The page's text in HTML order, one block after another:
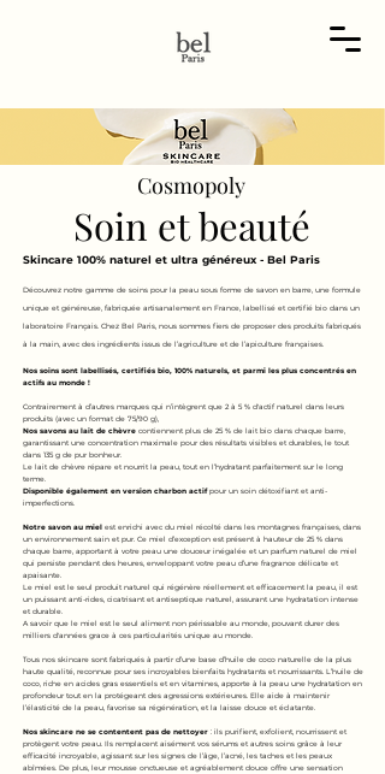
Cosmopoly
Soin et beauté
Skincare 100% naturel et ultra généreux - Bel Paris
Découvrez notre gamme de soins pour la peau sous forme de savon en barre, une formule
unique et généreuse, fabriquée artisanalement en France, labellisé et certifié bio dans un
laboratoire Français. Chez Bel Paris, nous sommes fiers de proposer des produits fabriqués
à la main, avec des ingrédients issus de l’agriculture et de l’apiculture françaises.
Nos soins sont labellisés, certifiés bio, 100% naturels, et parmi les plus concentrés en
actifs au monde !
Contrairement à d’autres marques qui n’intègrent que 2 à 5 % d'actif naturel dans leurs
produits (avec un format de 75/90 g),
Nos savons au lait de chèvre contiennent plus de 25 % de lait bio dans chaque barre,
garantissant une concentration maximale pour des résultats visibles et durables, le tout
dans 135 g de pur bonheur.
Le lait de chèvre répare et nourrit la peau, tout en l’hydratant parfaitement sur le long
terme.
Disponible également en version charbon actifpour un soin détoxifiant et anti-
imperfections.
Notre savon au miel est enrichi avec du miel récolté dans les montagnes françaises, dans
un environnement sain et pur. Ce miel d’exception est présent à hauteur de 25 % dans
chaque barre, apportant à votre peau une douceur inégalée et un parfum naturel de miel
qui persiste pendant des heures, enveloppant votre peau d’une fragrance délicate et
apaisante.
Le miel est le seul produit naturel qui régénère réellement et efficacement la peau, il est
un puissant anti-rides, cicatrisant et antiseptique naturel, assurant une hydratation intense
et durable.
A savoir que le miel est le seul aliment non périssable au monde, pouvant durer des
milliers d'années grace à ces particularités unique au monde.
Tous nos skincare sont fabriqués à partir d’une base d’huile de coco naturelle de la plus
haute qualité, reconnue pour ses incroyables bienfaits hydratants et nourrissants. L’huile de
coco, riche en acides gras essentiels et en vitamines, apporte à la peau une hydratation en
profondeur tout en la protégeant des agressions extérieures. Elle aide à maintenir
l’élasticité de la peau, favorise sa régénération, et la laisse douce et éclatante.
Nos skincare ne se contentent pas de nettoyer : ils purifient, exfolient, nourrissent et
protègent votre peau. Ils remplacent aisément vos sérums et autres soins grâce à leur
efficacité incroyable, agissant sur les signes de l’âge, l’acné, les taches et les peaux
abîmées. De plus, leur mousse onctueuse et agréablement douce offre une sensation